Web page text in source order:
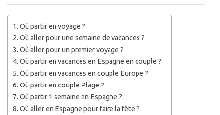
Où partir en voyage ?
Où aller pour une semaine de vacances ?
Où aller pour un premier voyage ?
Où partir en vacances en Espagne en couple ?
Où partir en vacances en couple Europe ?
Où partir en couple Plage ?
Où partir 1 semaine en Espagne ?
Où aller en Espagne pour faire la fête ?